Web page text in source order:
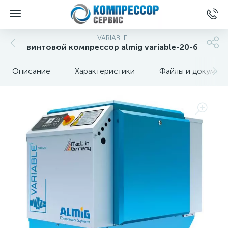
VARIABLE
винтовой компрессор almig variable-20-6
Описание Характеристики Файлы и